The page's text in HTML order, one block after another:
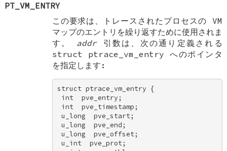
PT_VM_ENTRY
この要求は、トレースされたプロセスの VM
マップのエントリを繰り返すために使用されま
す。 addr引数は、次の通り定義される
struct ptrace_vm_entry へのポインタ
を指定します:
struct ptrace_vm_entry {
int  pve_entry;
int  pve_timestamp;
u_long  pve_start;
u_long  pve_end;
u_long  pve_offset;
u_int  pve_prot;